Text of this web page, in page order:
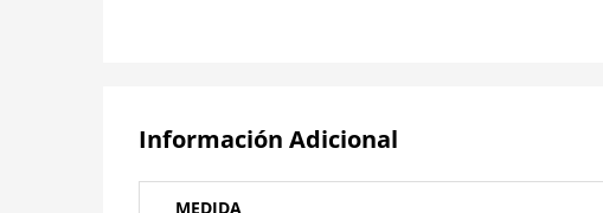
Información Adicional
MEDIDA